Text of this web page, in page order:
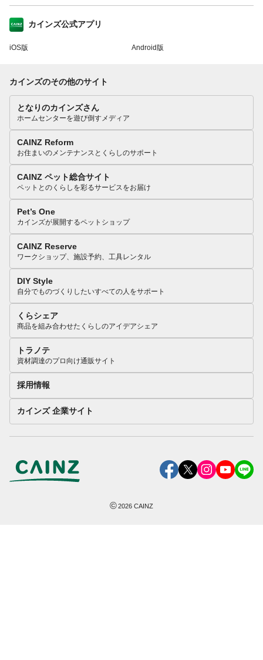
カインズ公式アプリ
iOS版 Android版
カインズのその他のサイト
となりのカインズさん
ホームセンターを遊び倒すメディア
CAINZ Reform
お住まいのメンテナンスとくらしのサポート
CAINZ ペット総合サイト
ペットとのくらしを彩るサービスをお届け
Pet’s One
カインズが展開するペットショップ
CAINZ Reserve
ワークショップ、施設予約、工具レンタル
DIY Style
自分でものづくりしたいすべての人をサポート
くらシェア
商品を組み合わせたくらしのアイデアシェア
トラノテ
資材調達のプロ向け通販サイト
採用情報
カインズ 企業サイト
©2026 CAINZ